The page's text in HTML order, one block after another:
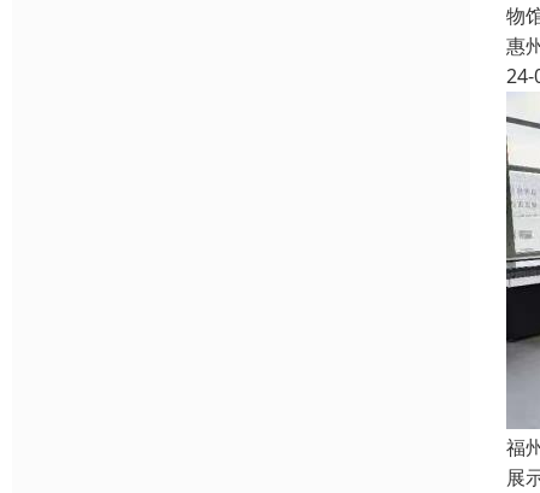
物
惠
24-
福
展